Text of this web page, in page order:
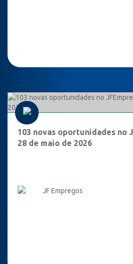
103 novas oportunidades no
28 de maio de 2026
JF Empregos